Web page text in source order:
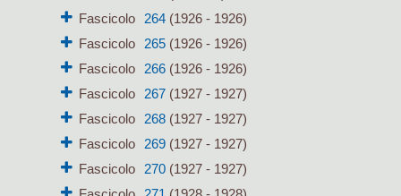
Fascicolo
264(1926 - 1926)
Fascicolo
265(1926 - 1926)
Fascicolo
266(1926 - 1926)
Fascicolo
267(1927 - 1927)
Fascicolo
268(1927 - 1927)
Fascicolo
269(1927 - 1927)
Fascicolo
270(1927 - 1927)